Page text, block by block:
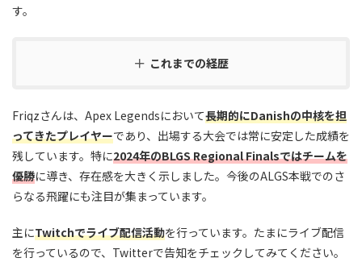
す。
これまでの経歴
Friqzさんは、Apex Legendsにおいて長期的にDanishの中核を担
ってきたプレイヤーであり、出場する大会では常に安定した成績を
残しています。特に2024年のBLGS Regional Finalsではチームを
優勝に導き、存在感を大きく示しました。今後のALGS本戦でのさ
らなる飛躍にも注目が集まっています。
主にTwitchでライブ配信活動を行っています。たまにライブ配信
を行っているので、Twitterで告知をチェックしてみてください。